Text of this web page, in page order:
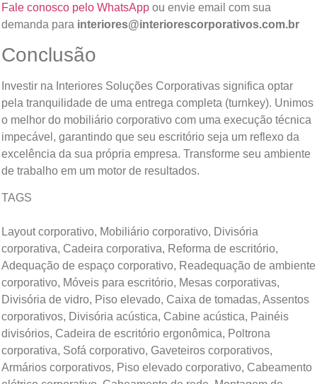
Fale conosco pelo WhatsApp ou envie email com sua
demanda para interiores@interiorescorporativos.com.br
Conclusão
Investir na Interiores Soluções Corporativas significa optar
pela tranquilidade de uma entrega completa (turnkey). Unimos
o melhor do mobiliário corporativo com uma execução técnica
impecável, garantindo que seu escritório seja um reflexo da
excelência da sua própria empresa. Transforme seu ambiente
de trabalho em um motor de resultados.
TAGS
Layout corporativo, Mobiliário corporativo, Divisória
corporativa, Cadeira corporativa, Reforma de escritório,
Adequação de espaço corporativo, Readequação de ambiente
corporativo, Móveis para escritório, Mesas corporativas,
Divisória de vidro, Piso elevado, Caixa de tomadas, Assentos
corporativos, Divisória acústica, Cabine acústica, Painéis
divisórios, Cadeira de escritório ergonômica, Poltrona
corporativa, Sofá corporativo, Gaveteiros corporativos,
Armários corporativos, Piso elevado corporativo, Cabeamento